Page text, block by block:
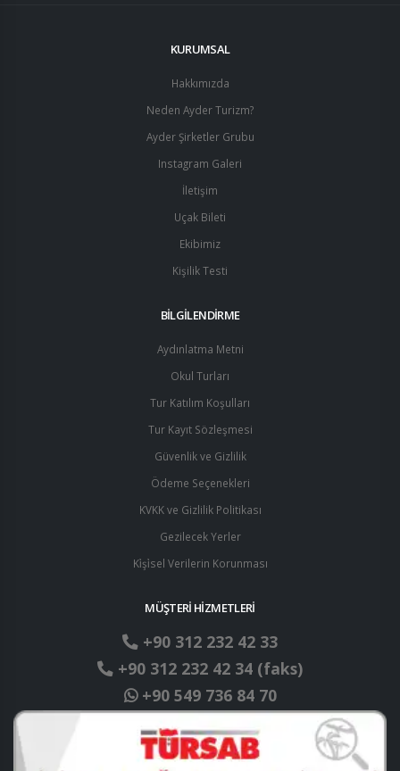
KURUMSAL
Hakkımızda
Neden Ayder Turizm?
Ayder Şirketler Grubu
Instagram Galeri
İletişim
Uçak Bileti
Ekibimiz
Kişilik Testi
BİLGİLENDİRME
Aydınlatma Metni
Okul Turları
Tur Katılım Koşulları
Tur Kayıt Sözleşmesi
Güvenlik ve Gizlilik
Ödeme Seçenekleri
KVKK ve Gizlilik Politikası
Gezilecek Yerler
Ki̇şi̇sel Verilerin Korunması
MÜŞTERİ HİZMETLERİ
+90 312 232 42 33
+90 312 232 42 34 (faks)
+90 549 736 84 70